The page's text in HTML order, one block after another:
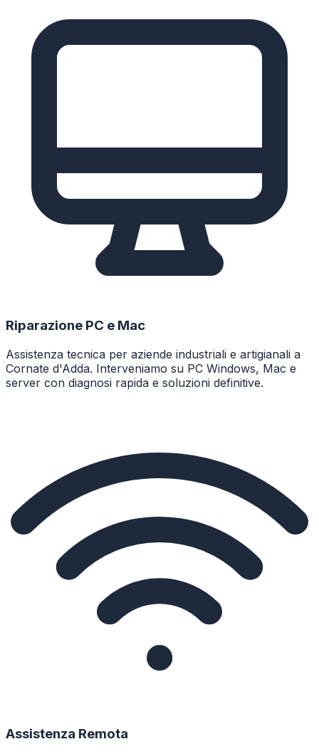
Riparazione PC e Mac
Assistenza tecnica per aziende industriali e artigianali a
Cornate d'Adda. Interveniamo su PC Windows, Mac e
server con diagnosi rapida e soluzioni definitive.
Assistenza Remota